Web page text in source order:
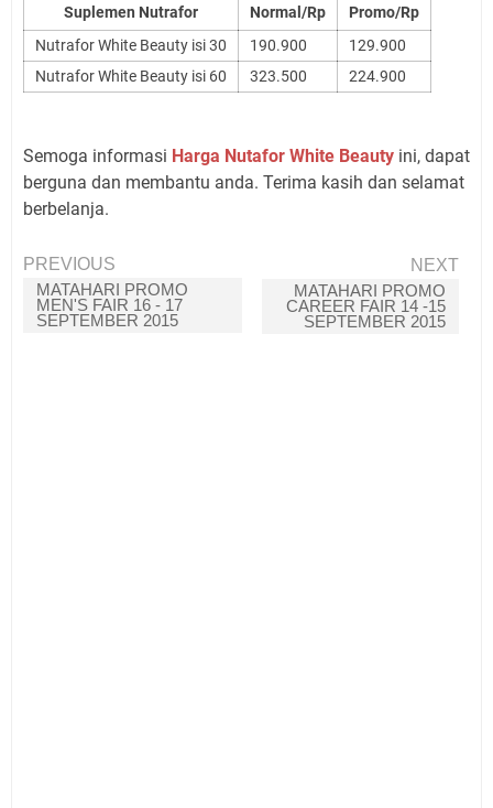
Suplemen Nutrafor Normal/Rp
Promo/Rp
Nutrafor White Beauty isi 30
190.900
129.900
Nutrafor White Beauty isi 60
323.500 224.900
Semoga informasi Harga Nutafor White Beauty ini, dapat
berguna dan membantu anda. Terima kasih dan selamat
berbelanja.
PREVIOUS
MATAHARI PROMO
MEN'S FAIR 16 - 17
SEPTEMBER 2015
NEXT
MATAHARI PROMO
CAREER FAIR 14 -15
SEPTEMBER 2015